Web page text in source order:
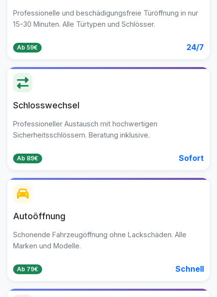
Professionelle und beschädigungsfreie Türöffnung in nur
15-30 Minuten. Alle Türtypen und Schlösser.
Ab 59€ 24/7
Schlosswechsel
Professioneller Austausch mit hochwertigen
Sicherheitsschlössern. Beratung inklusive.
Ab 89€ Sofort
Autoöffnung
Schonende Fahrzeugöffnung ohne Lackschäden. Alle
Marken und Modelle.
Ab 79€ Schnell